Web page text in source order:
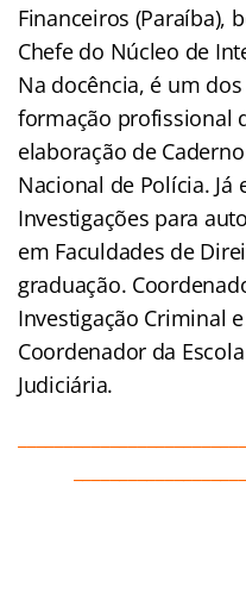
Financeiros (Paraíba),
Chefe do Núcleo de
Na docência, é um
formação profissional
elaboração de
Nacional de Polícia.
Investigações para
em Faculdades de
graduação.
Investigação Criminal
Coordenador da
Judiciária.